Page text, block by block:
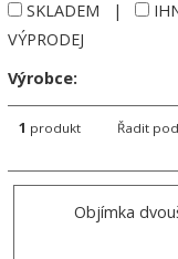
SKLADEM |
VÝPRODEJ
Výrobce:
1 produkt Řadit
Objímka